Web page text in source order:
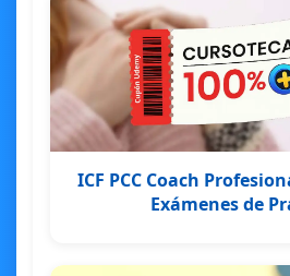
ICF PCC Coach
Exámenes de